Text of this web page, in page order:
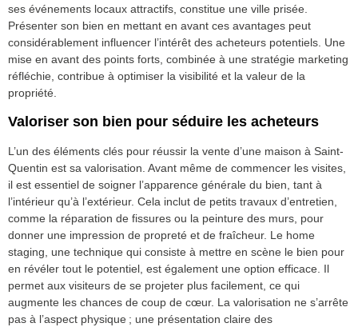
ses événements locaux attractifs, constitue une ville prisée.
Présenter son bien en mettant en avant ces avantages peut
considérablement influencer l’intérêt des acheteurs potentiels. Une
mise en avant des points forts, combinée à une stratégie marketing
réfléchie, contribue à optimiser la visibilité et la valeur de la
propriété.
Valoriser son bien pour séduire les acheteurs
L’un des éléments clés pour réussir la vente d’une maison à Saint-
Quentin est sa valorisation. Avant même de commencer les visites,
il est essentiel de soigner l’apparence générale du bien, tant à
l’intérieur qu’à l’extérieur. Cela inclut de petits travaux d’entretien,
comme la réparation de fissures ou la peinture des murs, pour
donner une impression de propreté et de fraîcheur. Le home
staging, une technique qui consiste à mettre en scène le bien pour
en révéler tout le potentiel, est également une option efficace. Il
permet aux visiteurs de se projeter plus facilement, ce qui
augmente les chances de coup de cœur. La valorisation ne s’arrête
pas à l’aspect physique ; une présentation claire des